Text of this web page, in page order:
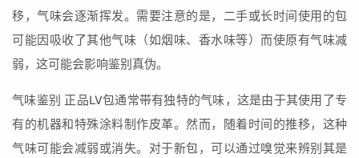
移，气味会逐渐挥发。需要注意的是，二手或长时间使用的包
可能因吸收了其他气味（如烟味、香水味等）而使原有气味减
弱，这可能会影响鉴别真伪。
气味鉴别 正品LV包通常带有独特的气味，这是由于其使用了专
有的机器和特殊涂料制作皮革。然而，随着时间的推移，这种
气味可能会减弱或消失。对于新包，可以通过嗅觉来辨别其是